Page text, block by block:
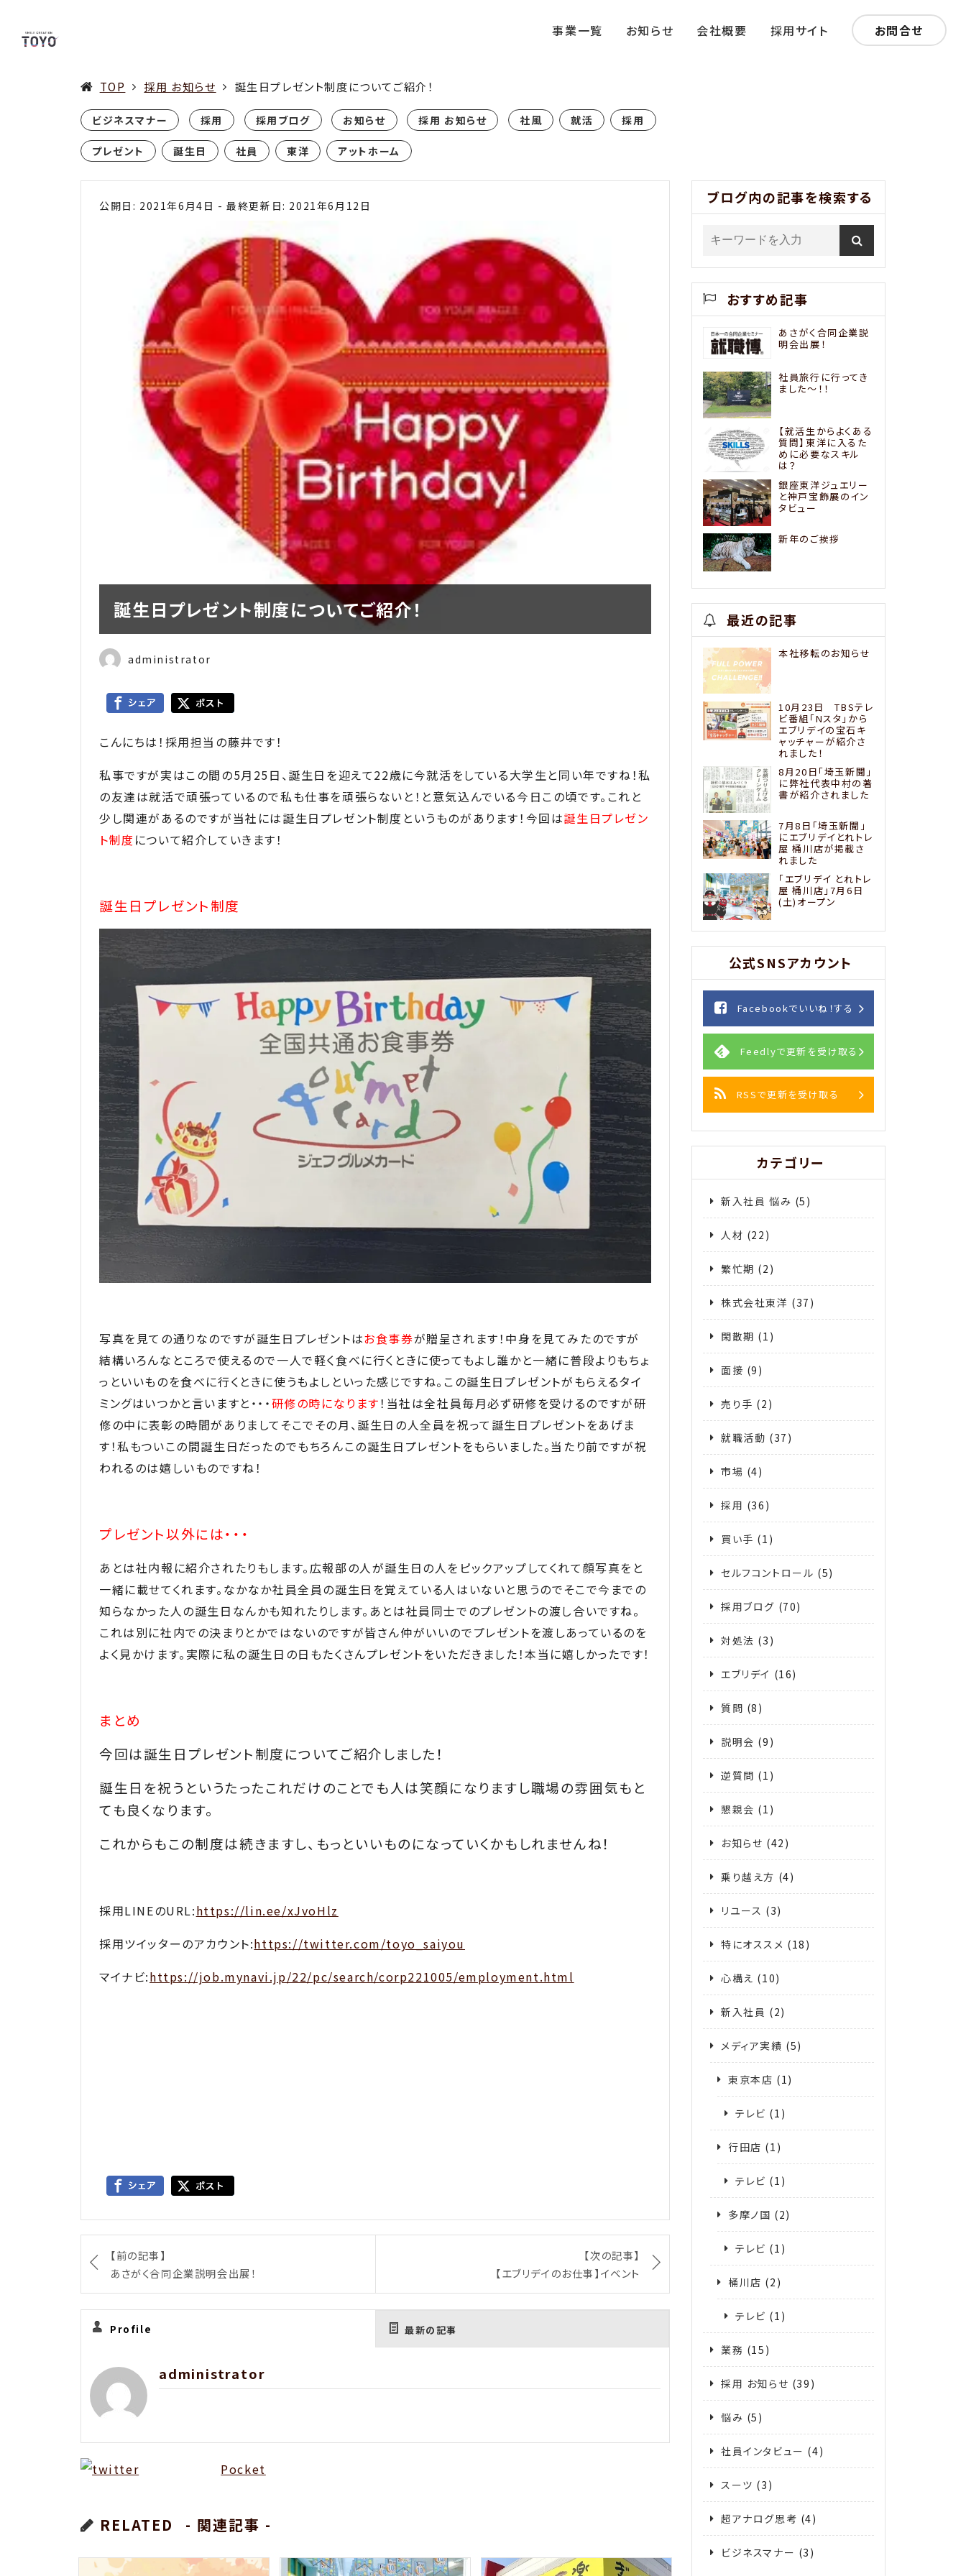
事業一覧 お知らせ 会社概要 採用サイト お問合せ
TOP 採用 お知らせ 誕生日プレゼント制度についてご紹介！
ビジネスマナー 採用 採用ブログ お知らせ 採用 お知らせ 社風 就活 採用
プレゼント 誕生日 社員 東洋 アットホーム
公開日: 2021年6月4日 -最終更新日: 2021年6月12日
誕生日プレゼント制度についてご紹介！
administrator
こんにちは！採用担当の藤井です！
私事ですが実はこの間の5月25日、誕生日を迎えて22歳に今就活をしている大学生と同い年ですね！私
の友達は就活で頑張っているので私も仕事を頑張らないと！と意気込んでいる今日この頃です。これと
少し関連があるのですが当社には誕生日プレゼント制度というものがあります！今回は誕生日プレゼン
ト制度 について紹介していきます！
誕生日プレゼント制度
写真を見ての通りなのですが誕生日プレゼントはお食事券が贈呈されます！中身を見てみたのですが
結構いろんなところで使えるので一人で軽く食べに行くときに使ってもよし誰かと一緒に普段よりもちょ
っといいものを食べに行くときに使うもよしといった感じですね。この誕生日プレゼントがもらえるタイ
ミングはいつかと言いますと・・・研修の時になります！当社は全社員毎月必ず研修を受けるのですが研
修の中に表彰の時間がありましてそこでその月、誕生日の人全員を祝って誕生日プレゼントをあげま
す！私もついこの間誕生日だったのでもちろんこの誕生日プレゼントをもらいました。当たり前ですが祝
われるのは嬉しいものですね！
プレゼント以外には・・・
あとは社内報に紹介されたりもします。広報部の人が誕生日の人をピックアップしてくれて顔写真をと
一緒に載せてくれます。なかなか社員全員の誕生日を覚えている人はいないと思うのでそこで今までの
知らなかった人の誕生日なんかも知れたりします。あとは社員同士でのプレゼントの渡し合いですね。
これは別に社内での決まりとかではないのですが皆さん仲がいいのでプレゼントを渡しあっているのを
よく見かけます。実際に私の誕生日の日もたくさんプレゼントをいただきました！本当に嬉しかったです！
まとめ
今回は誕生日プレゼント制度についてご紹介しました！
誕生日を祝うというたったこれだけのことでも人は笑顔になりますし職場の雰囲気もと
ても良くなります。
これからもこの制度は続きますし、もっといいものになっていくかもしれませんね！
採用LINEのURL:https://lin.ee/xJvoHlz
採用ツイッターのアカウント:https://twitter.com/toyo_saiyou
マイナビ:https://job.mynavi.jp/22/pc/search/corp221005/employment.html
【前の記事】
あさがく合同企業説明会出展！
【次の記事】
【エブリデイのお仕事】イベント
Profile 最新の記事
administrator
Pocket
RELATED - 関連記事 -
ブログ内の記事を検索する
おすすめ記事
あさがく合同企業説
明会出展！
社員旅行に行ってき
ました〜！！
【就活生からよくある
質問】東洋に入るた
めに必要なスキル
は？
銀座東洋ジュエリー
と神戸宝飾展のイン
タビュー
新年のご挨拶
最近の記事
本社移転のお知らせ
10月23日 TBSテレ
ビ番組「Nスタ」から
エブリデイの宝石キ
ャッチャーが紹介さ
れました！
8月20日「埼玉新聞」
に弊社代表中村の著
書が紹介されました
7月8日「埼玉新聞」
にエブリデイとれトレ
屋 桶川店が掲載さ
れました
「エブリデイ とれトレ
屋 桶川店」7月6日
(土)オープン
公式SNSアカウント
Facebookでいいね！する
Feedlyで更新を受け取る
RSSで更新を受け取る
カテゴリー
新入社員 悩み (5)
人材 (22)
繁忙期 (2)
株式会社東洋 (37)
閑散期 (1)
面接 (9)
売り手 (2)
就職活動 (37)
市場 (4)
採用 (36)
買い手 (1)
セルフコントロール (5)
採用ブログ (70)
対処法 (3)
エブリデイ (16)
質問 (8)
説明会 (9)
逆質問 (1)
懇親会 (1)
お知らせ (42)
乗り越え方 (4)
リユース (3)
特にオススメ (18)
心構え (10)
新入社員 (2)
メディア実績 (5)
東京本店 (1)
テレビ (1)
行田店 (1)
テレビ (1)
多摩ノ国 (2)
テレビ (1)
桶川店 (2)
テレビ (1)
業務 (15)
採用 お知らせ (39)
悩み (5)
社員インタビュー (4)
スーツ (3)
超アナログ思考 (4)
ビジネスマナー (3)